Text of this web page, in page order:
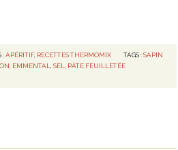
:APÉRITIF, RECETTES THERMOMIX TAGS :SAPIN
EMMENTAL ,SEL
PÂTE FEUILLETÉE